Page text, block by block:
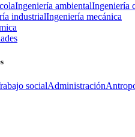
Ingeniería ambientalIngeniería
industrialIngeniería mecánica
socialAdministración